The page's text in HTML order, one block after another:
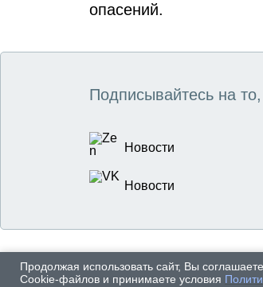
опасений.
Подписывайтесь на
Новости
Новости
Продолжая использовать сайт, Вы
Cookie-файлов и принимаете условия